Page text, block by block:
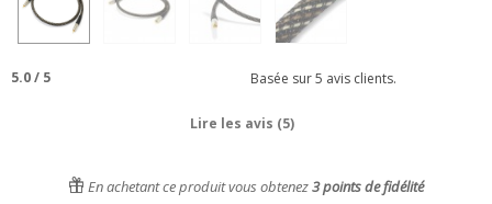
5.0/ 5 Basée sur5 avis clients.
Lire les avis (5)
En achetant ce produit vous obtenez3points de fidélité